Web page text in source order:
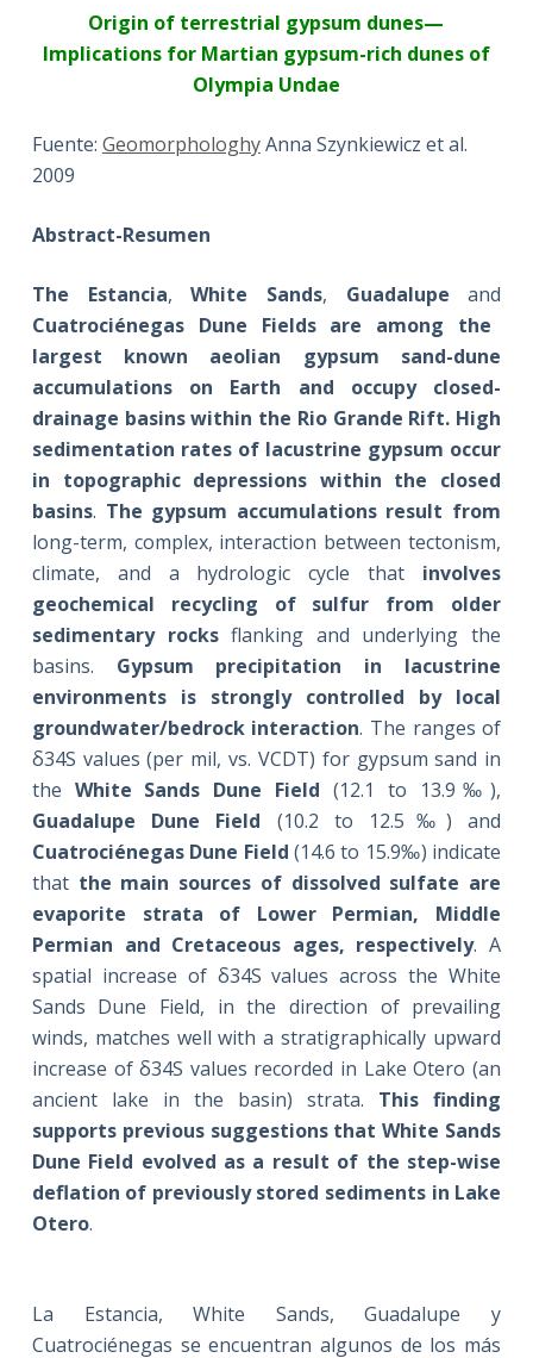
Origin of terrestrial gypsum dunes—
Implications for Martian gypsum-rich dunes of
Olympia Undae
Fuente: GeomorphologhyAnna Szynkiewicz et al.
2009
Abstract-Resumen
The Estancia,White Sands, Guadalupe and
Cuatrociénegas Dune Fields are among the
largest known aeolian gypsum sand-dune
accumulations on Earth and occupy closed-
drainage basins within the Rio Grande Rift. High
sedimentation rates of lacustrine gypsum occur
in topographic depressions within the closed
basins. The gypsum accumulations result from
long-term, complex, interaction between tectonism,
climate, and a hydrologic cycle that involves
geochemical recycling of sulfur from older
sedimentary rocksflanking and underlying the
basins. Gypsum precipitation in lacustrine
environments is strongly controlled by local
groundwater/bedrock interaction. The ranges of
δ34S values (per mil, vs. VCDT) for gypsum sand in
the White Sands Dune Field (12.1 to 13.9‰),
Guadalupe Dune Field (10.2 to 12.5‰) and
Cuatrociénegas Dune Field (14.6 to 15.9‰) indicate
that the main sources of dissolved sulfate are
evaporite strata of Lower Permian, Middle
Permian and Cretaceous ages, respectively. A
spatial increase of δ34S values across the White
Sands Dune Field, in the direction of prevailing
winds, matches well with a stratigraphically upward
increase of δ34S values recorded in Lake Otero (an
ancient lake in the basin) strata. This finding
supports previous suggestions that White Sands
Dune Field evolved as a result of the step-wise
deflation of previously stored sediments in Lake
Otero.
La Estancia, White Sands, Guadalupe y
Cuatrociénegas se encuentran algunos de los más